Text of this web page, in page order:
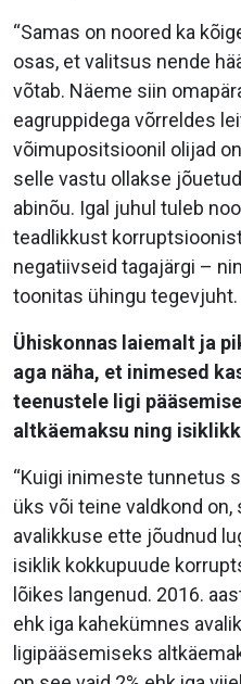
“Samas on noored ka
osas, et valitsus nende
võtab. Näeme siin
eagruppidega võrreldes
võimupositsioonil olijad
selle vastu ollakse
abinõu. Igal juhul tuleb
teadlikkust
negatiivseid tagajärgi –
toonitas ühingu tegevjuht.
Ühiskonnas laiemalt ja
aga näha, et inimesed
teenustele ligi
altkäemaksu ning
“Kuigi inimeste tunnetus
üks või teine valdkond
avalikkuse ette jõudnud
isiklik kokkupuude
lõikes langenud. 2016.
ehk iga kahekümnes
ligipääsemiseks